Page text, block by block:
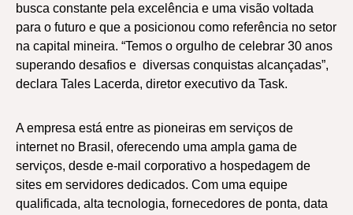
busca constante pela excelência e uma visão voltada
para o futuro e que a posicionou como referência no setor
na capital mineira. “Temos o orgulho de celebrar 30 anos
superando desafios e diversas conquistas alcançadas”,
declara Tales Lacerda, diretor executivo da Task.
A empresa está entre as pioneiras em serviços de
internet no Brasil, oferecendo uma ampla gama de
serviços, desde e-mail corporativo a hospedagem de
sites em servidores dedicados. Com uma equipe
qualificada, alta tecnologia, fornecedores de ponta, data